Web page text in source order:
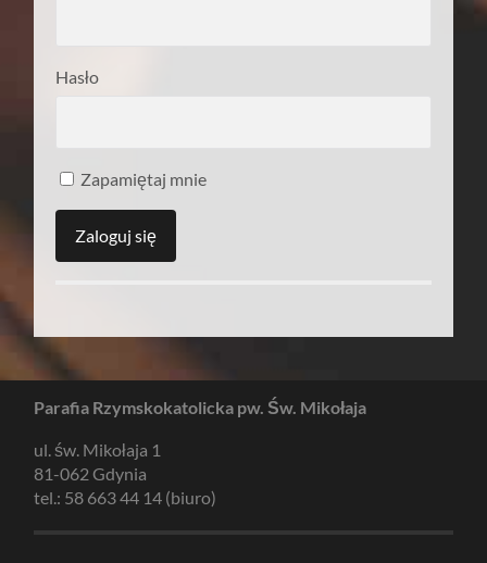
Hasło
Zapamiętaj mnie
Parafia Rzymskokatolicka pw. Św. Mikołaja
ul. św. Mikołaja 1
81-062 Gdynia
tel.: 58 663 44 14 (biuro)